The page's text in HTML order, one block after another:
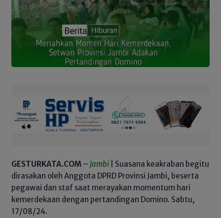
GESTURKATA.COM – Jambi
| Suasana keakraban begitu
dirasakan oleh Anggota DPRD Provinsi Jambi, beserta
pegawai dan staf saat merayakan momentum hari
kemerdekaan dengan pertandingan Domino. Sabtu,
17/08/24.